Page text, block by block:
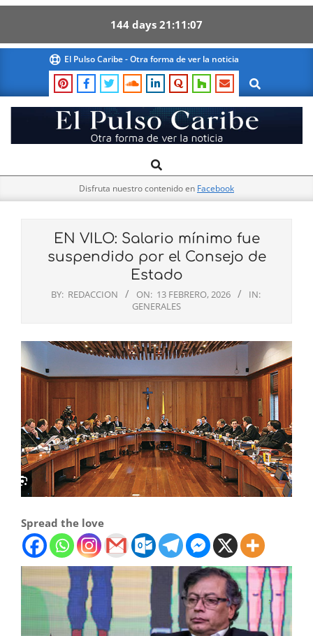
144 days 21 11 06
content
El Pulso Caribe - Otra forma de ver la noticia
Search
El
Pulso
Navigation
Search
Disfruta nuestro contenido en Facebook
EN VILO: Salario mínimo fue
suspendido por el Consejo de
Estado
BY: REDACCION ON: 13 FEBRERO, 2026
IN:
GENERALES
Spread the love